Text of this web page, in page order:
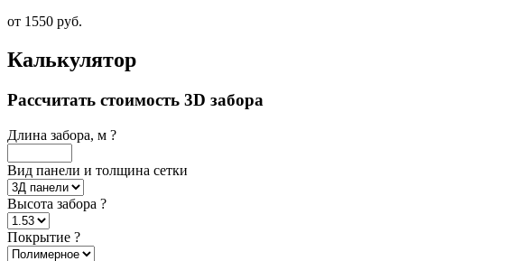
от 1550 руб.
Калькулятор
Рассчитать стоимость 3D забора
Длина забора, м ?
Вид панели и толщина сетки
Высота забора ?
Покрытие ?